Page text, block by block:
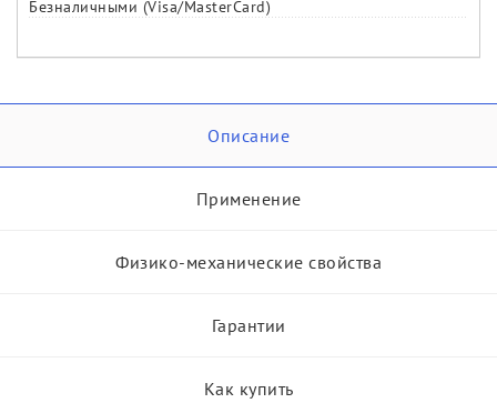
Безналичными (Visa/MasterCard)
Описание
Применение
Физико-механические свойства
Гарантии
Как купить